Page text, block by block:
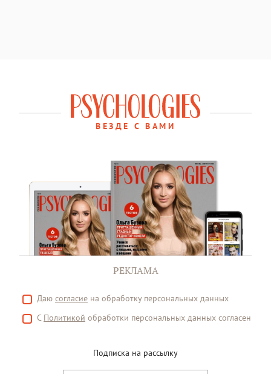
ВЕЗДЕ С ВАМИ
РЕКЛАМА
Даю согласие на обработку персональных данных
С Политикой обработки персональных данных согласен
Подписка на рассылку